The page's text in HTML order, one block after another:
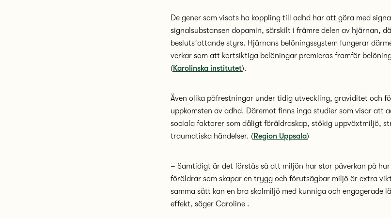
De gener som visats ha koppling till adhd har att göra med
signalsubstansen dopamin, särskilt i främre delen av hjärnan,
beslutsfattande styrs. Hjärnans belöningssystem fungerar
verkar som att kortsiktiga belöningar premieras framför
(Karolinska institutet).
Även olika påfrestningar under tidig utveckling, graviditet och
uppkomsten av adhd. Däremot finns inga studier som visar att
sociala faktorer som dåligt föräldraskap, stökig uppväxtmiljö,
traumatiska händelser. (Region Uppsala)
– Samtidigt är det förstås så att miljön har stor påverkan på
föräldrar som skapar en trygg och förutsägbar miljö är extra
samma sätt kan en bra skolmiljö med kunniga och engagerade
effekt, säger Caroline .